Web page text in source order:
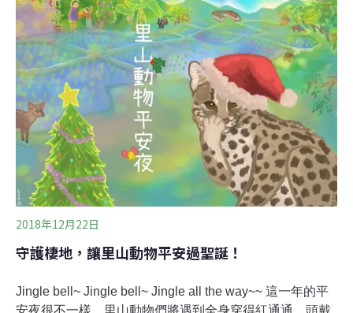
農業改良場曾經在60公頃的有機專區內進行試驗，選擇一
塊一分地的甘藍田區，中間撒了一畦萬壽菊花籽，當萬壽
菊開花時，吸引了大量的食蚜蠅前來，連帶地也吃掉了周
邊甘藍上的蚜蟲，當時隨處可見甘藍葉上棲息著食蚜蠅的
幼蟲和蛹；然而將同樣的手法，換到另一塊周遭圍繞慣行
操作的田區，萬壽菊開花後卻乏蟲問津。可見，當長期不
用化學物質的環境中建立起各式各樣的生物族群時，只要
給予適當的條件，便可以迅速地聚集、繁殖。而在另
2018年12月22日
守護棲地，讓里山動物平安過聖誕！
Jingle bell~ Jingle bell~ Jingle all the way~~ 這一年的平
安夜很不一樣，里山動物們將遇到全身穿得紅通通、頭戴